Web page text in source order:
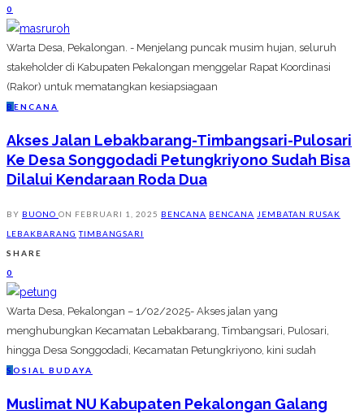
0
Warta Desa, Pekalongan. - Menjelang puncak musim hujan, seluruh
stakeholder di Kabupaten Pekalongan menggelar Rapat Koordinasi
(Rakor) untuk mematangkan kesiapsiagaan
B ENCANA
Akses Jalan Lebakbarang-Timbangsari-Pulosari
Ke Desa Songgodadi Petungkriyono Sudah Bisa
Dilalui Kendaraan Roda Dua
BY BUONO ON FEBRUARI 1, 2025 BENCANA BENCANA JEMBATAN RUSAK
LEBAKBARANG TIMBANGSARI
SHARE
0
Warta Desa, Pekalongan – 1/02/2025- Akses jalan yang
menghubungkan Kecamatan Lebakbarang, Timbangsari, Pulosari,
hingga Desa Songgodadi, Kecamatan Petungkriyono, kini sudah
S OSIAL BUDAYA
Muslimat NU Kabupaten Pekalongan Galang